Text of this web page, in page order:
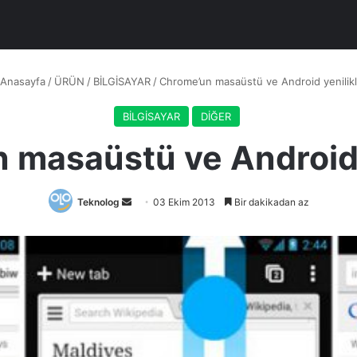
/ ÜRÜN / BİLGİSAYAR /Chrome’un masaüstü ve Android
BİLGİSAYAR DİĞER
masaüstü ve
Teknolog
Bir
posta
03 Ekim 2013 Bir dakikadan az